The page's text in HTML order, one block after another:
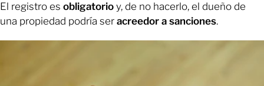
El registro es obligatorio y, de no hacerlo, el dueño de
una propiedad podría ser acreedor a sanciones.